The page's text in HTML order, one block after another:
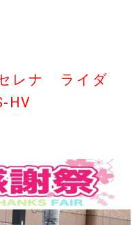
レナ ライダ
HV